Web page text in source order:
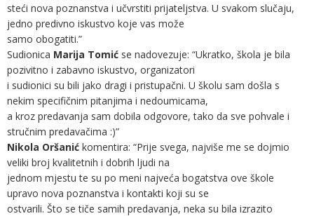
steći nova poznanstva i učvrstiti prijateljstva. U svakom slučaju,
jedno predivno iskustvo koje vas može
samo obogatiti.”
Sudionica Marija Tomić se nadovezuje: “Ukratko, škola je bila
pozivitno i zabavno iskustvo, organizatori
i sudionici su bili jako dragi i pristupačni. U školu sam došla s
nekim specifičnim pitanjima i nedoumicama,
a kroz predavanja sam dobila odgovore, tako da sve pohvale i
stručnim predavačima :)”
Nikola Oršanić komentira: “Prije svega, najviše me se dojmio
veliki broj kvalitetnih i dobrih ljudi na
jednom mjestu te su po meni najveća bogatstva ove škole
upravo nova poznanstva i kontakti koji su se
ostvarili. Što se tiče samih predavanja, neka su bila izrazito